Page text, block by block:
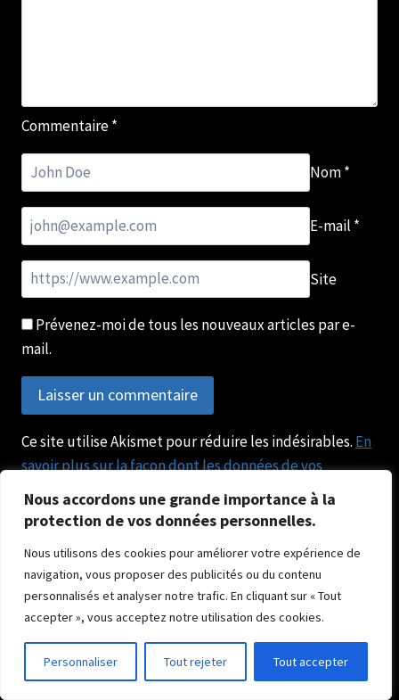
Nous accordons une grande importance à la
protection de vos données personnelles.
Nous utilisons des cookies pour améliorer votre expérience de
navigation, vous proposer des publicités ou du contenu
personnalisés et analyser notre trafic. En cliquant sur « Tout
accepter », vous acceptez notre utilisation des cookies.
Personnaliser Tout rejeter Tout accepter
Commentaire*
Nom*
E-mail *
Site
Prévenez-moi de tous les nouveaux articles par e-
mail.
Ce site utilise Akismet pour réduire les indésirables. En
savoir plus sur la façon dont les données de vos
commentaires sont traitées
Horaires & Informations
De préférence sur rendez-vous. Les horaires peuvent
variée selon les pries de vues extérieures au studio.
https://www.fotostudio.io/client/res/sylvie-creation-
Bonjour! Je suis l'assistant
numérique de Sylvie. Comment puis-
je vous aider?